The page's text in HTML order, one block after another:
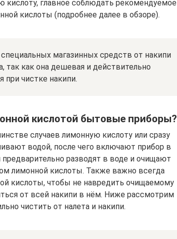
главное соблюдать рекомендуемое
кислоты (подробнее далее в обзоре).
магазинных средств от накипи
так как она дешевая и действительно
при чистке накипи.
кислотой бытовые приборы?
случаев лимонную кислоту или сразу
водой, после чего включают прибор в
разводят в воде и очищают
лимонной кислоты. Также важно всегда
кислоты, чтобы не навредить очищаемому
от всей накипи в нём. Ниже рассмотрим
чистить от налета и накипи.